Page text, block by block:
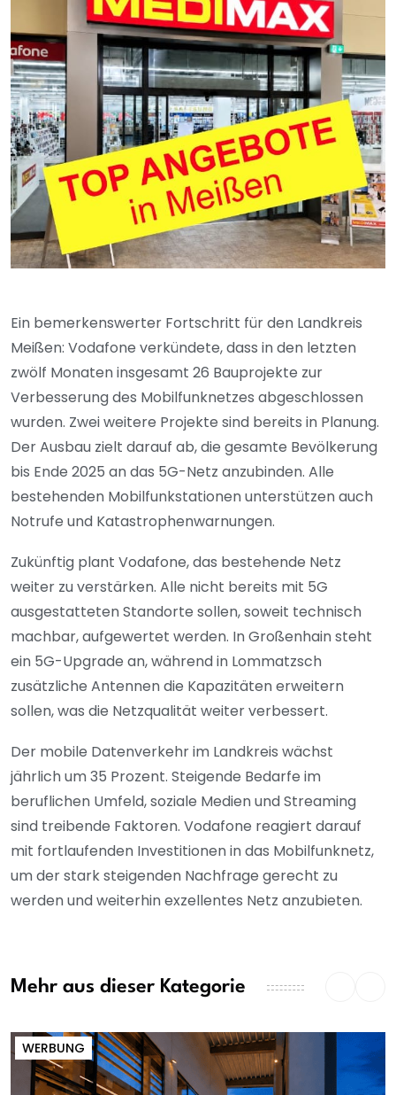
Ein bemerkenswerter Fortschritt für den Landkreis
Meißen: Vodafone verkündete, dass in den letzten
zwölf Monaten insgesamt 26 Bauprojekte zur
Verbesserung des Mobilfunknetzes abgeschlossen
wurden. Zwei weitere Projekte sind bereits in Planung.
Der Ausbau zielt darauf ab, die gesamte Bevölkerung
bis Ende 2025 an das 5G-Netz anzubinden. Alle
bestehenden Mobilfunkstationen unterstützen auch
Notrufe und Katastrophenwarnungen.
Zukünftig plant Vodafone, das bestehende Netz
weiter zu verstärken. Alle nicht bereits mit 5G
ausgestatteten Standorte sollen, soweit technisch
machbar, aufgewertet werden. In Großenhain steht
ein 5G-Upgrade an, während in Lommatzsch
zusätzliche Antennen die Kapazitäten erweitern
sollen, was die Netzqualität weiter verbessert.
Der mobile Datenverkehr im Landkreis wächst
jährlich um 35 Prozent. Steigende Bedarfe im
beruflichen Umfeld, soziale Medien und Streaming
sind treibende Faktoren. Vodafone reagiert darauf
mit fortlaufenden Investitionen in das Mobilfunknetz,
um der stark steigenden Nachfrage gerecht zu
werden und weiterhin exzellentes Netz anzubieten.
Mehr aus dieser Kategorie
WERBUNG